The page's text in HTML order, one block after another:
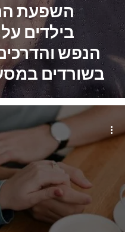
השפעת
בילדים
הנפש
בשורדים